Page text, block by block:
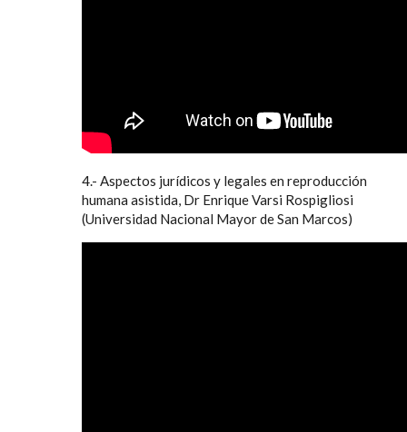
4.- Aspectos jurídicos y legales en reproducción
humana asistida, Dr Enrique Varsi Rospigliosi
(Universidad Nacional Mayor de San Marcos)